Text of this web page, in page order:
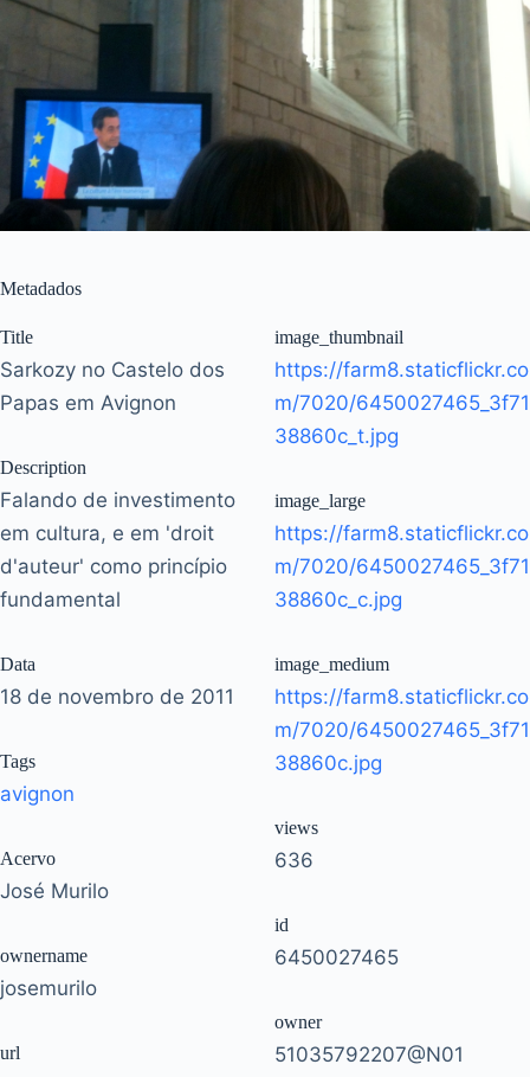
Metadados
Title
Sarkozy no Castelo dos
Papas em Avignon
Description
Falando de investimento
em cultura, e em 'droit
d'auteur' como princípio
fundamental
Data
18 de novembro de 2011
Tags
avignon
Acervo
José Murilo
ownername
josemurilo
url
image_thumbnail
https://farm8.staticflickr.co
m/7020/6450027465_3f71
38860c_t.jpg
image_large
https://farm8.staticflickr.co
m/7020/6450027465_3f71
38860c_c.jpg
image_medium
https://farm8.staticflickr.co
m/7020/6450027465_3f71
38860c.jpg
views
636
id
6450027465
owner
51035792207@N01